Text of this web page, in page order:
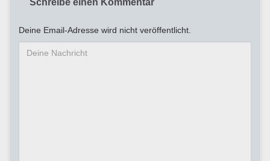
Schreibe einen Kommentar
Deine Email-Adresse wird nicht veröffentlicht.